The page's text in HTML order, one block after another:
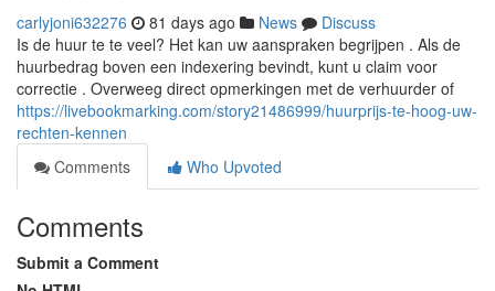
carlyjoni632276 81 days ago News
Discuss
Is de huur te te veel? Het kan uw aanspraken begrijpen . Als de
huurbedrag boven een indexering bevindt, kunt u claim voor
correctie . Overweeg direct opmerkingen met de verhuurder of
https://livebookmarking.com/story21486999/huurprijs-te-hoog-uw-
rechten-kennen
Comments
Who Upvoted
Comments
Submit a Comment